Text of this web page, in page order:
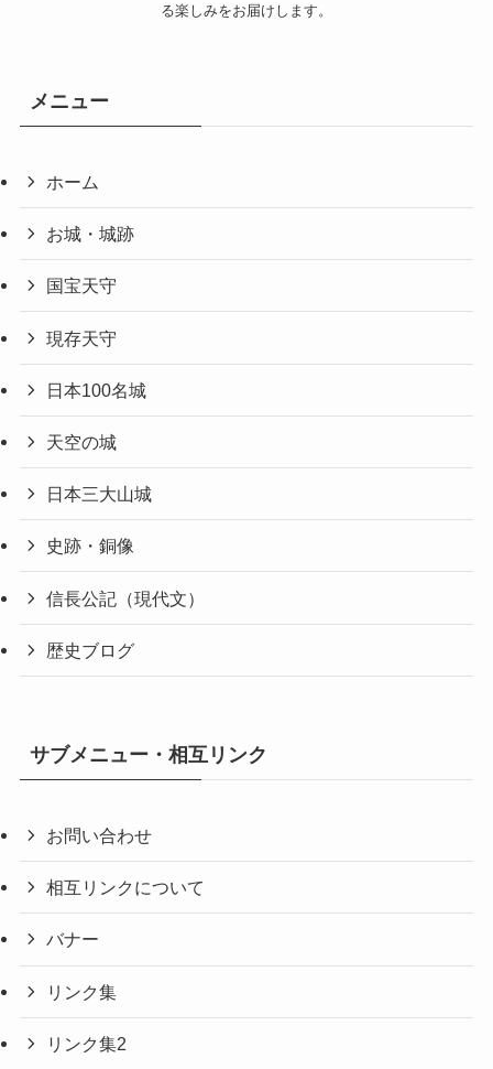
る楽しみをお届けします。
メニュー
ホーム
お城・城跡
国宝天守
現存天守
日本100名城
天空の城
日本三大山城
史跡・銅像
信長公記（現代文）
歴史ブログ
サブメニュー・相互リンク
お問い合わせ
相互リンクについて
バナー
リンク集
リンク集2